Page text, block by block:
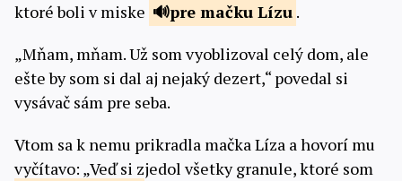
ktoré boli v miske
pre mačku Lízu .
„Mňam, mňam. Už som vyoblizoval celý dom, ale
ešte by som si dal aj nejaký dezert,“ povedal si
vysávač sám pre seba.
Vtom sa k nemu prikradla mačka Líza a hovorí mu
vyčítavo: „Veď si zjedol všetky granule, ktoré som